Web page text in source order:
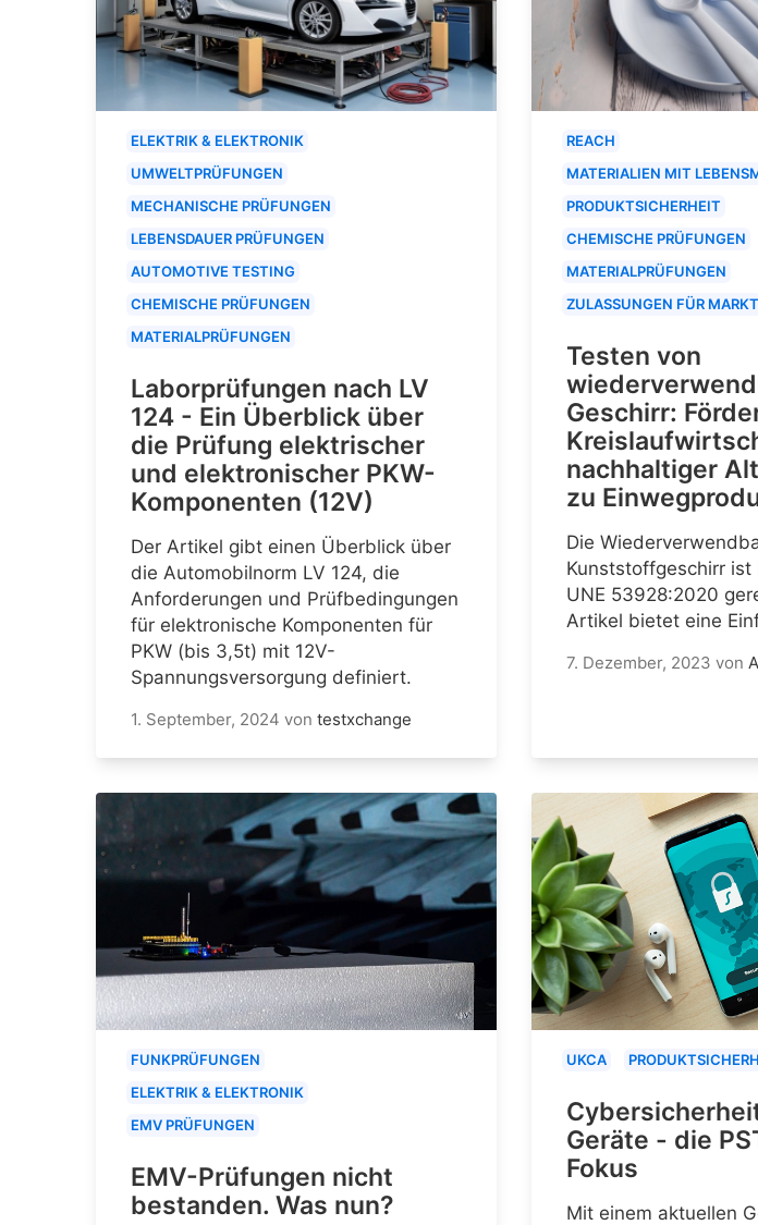
ELEKTRIK & ELEKTRONIK
UMWELTPRÜFUNGEN
MECHANISCHE PRÜFUNGEN
LEBENSDAUER PRÜFUNGEN
AUTOMOTIVE TESTING
CHEMISCHE PRÜFUNGEN
MATERIALPRÜFUNGEN
Laborprüfungen nach LV
124 - Ein Überblick über
die Prüfung elektrischer
und elektronischer PKW-
Komponenten (12V)
Der Artikel gibt einen Überblick über
die Automobilnorm LV 124, die
Anforderungen und Prüfbedingungen
für elektronische Komponenten für
PKW (bis 3,5t) mit 12V-
Spannungsversorgung definiert.
1. September, 2024 von testxchange
REACH
MATERIALIEN MIT
PRODUKTSICHERHEIT
CHEMISCHE PRÜFUNGEN
MATERIALPRÜFUNGEN
ZULASSUNGEN FÜR
Testen von
Geschirr:
nachhaltiger
zu
Die
Kunststoffgeschirr ist
UNE 53928:2020
Artikel bietet eine
7. Dezember, 2023 von
FUNKPRÜFUNGEN
ELEKTRIK & ELEKTRONIK
EMV PRÜFUNGEN
EMV-Prüfungen nicht
bestanden. Was nun?
UKCA
Geräte - die
Fokus
Mit einem aktuellen